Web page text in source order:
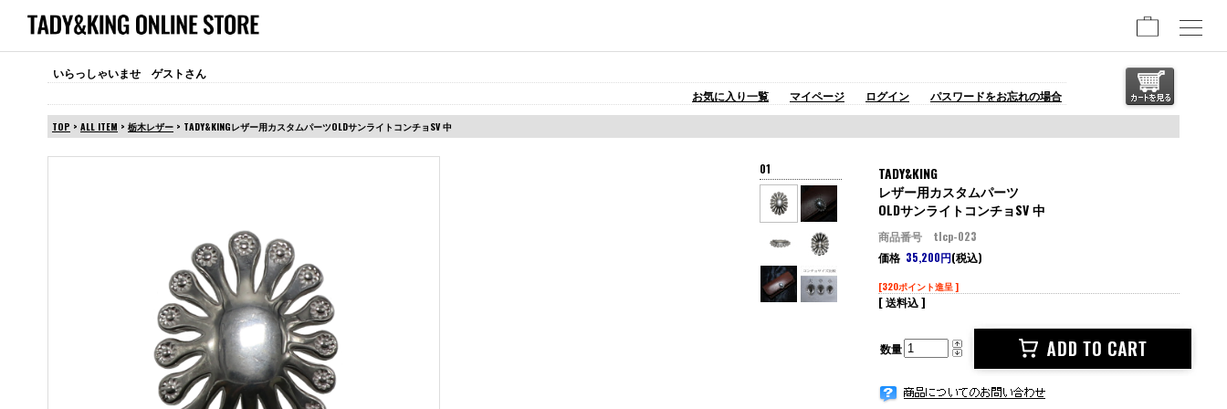
いらっしゃいませ ゲストさん
お気に入り一覧
マイページ ログイン パスワードをお忘れの場合
TOP > ALL ITEM > 栃木レザー > TADY&KINGレザー用カスタムパーツOLDサンライトコンチョSV 中
TADY&KING
レザー用カスタムパーツ
OLDサンライトコンチョSV 中
商品番号 tlcp-023
価格 35,200円(税込)
[320ポイント進呈 ]
[ 送料込 ]
数量
01